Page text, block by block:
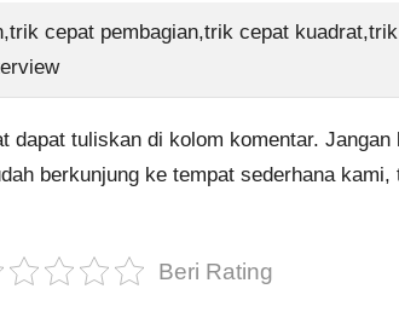
cepat pembagian,trik cepat
tuliskan di kolom komentar.
berkunjung ke tempat sederhana
Beri Rating